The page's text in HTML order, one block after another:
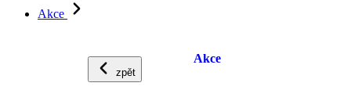
Akce
zpět
Akce